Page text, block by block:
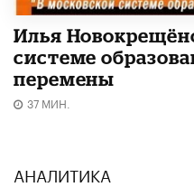
Илья
системе
перемены
37 МИН.
АНАЛИТИКА